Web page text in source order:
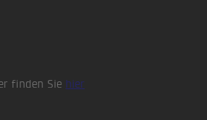
finden Sie hier